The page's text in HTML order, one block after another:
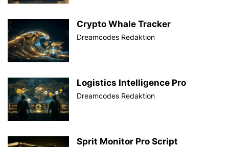
Crypto Whale Tracker
Dreamcodes Redaktion
Logistics Intelligence Pro
Dreamcodes Redaktion
Sprit Monitor Pro Script